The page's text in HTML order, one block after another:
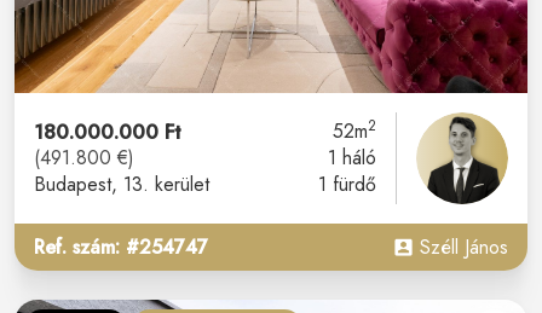
180.000.000 Ft
(491.800 €)
Budapest, 13. kerület
52m2
1 háló
1 fürdő
Ref. szám: #254747 Széll János